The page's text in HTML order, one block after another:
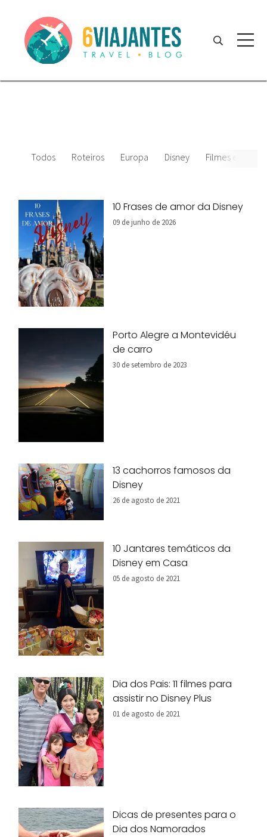
Todos Roteiros Europa Disney Filmes e
10 Frases de amor da Disney
09 de junho de 2026
Porto Alegre a Montevidéu
de carro
30 de setembro de 2023
13 cachorros famosos da
Disney
26 de agosto de 2021
10 Jantares temáticos da
Disney em Casa
05 de agosto de 2021
Dia dos Pais: 11 filmes para
assistir no Disney Plus
01 de agosto de 2021
Dicas de presentes para o
Dia dos Namorados